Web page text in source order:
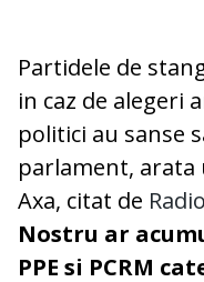
Partidele de
in caz de alegeri
politici au sanse
parlament, arata
Axa, citat de
Nostru ar
PPE si PCRM